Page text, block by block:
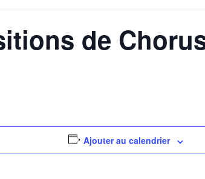
de
Ajouter au calendrier